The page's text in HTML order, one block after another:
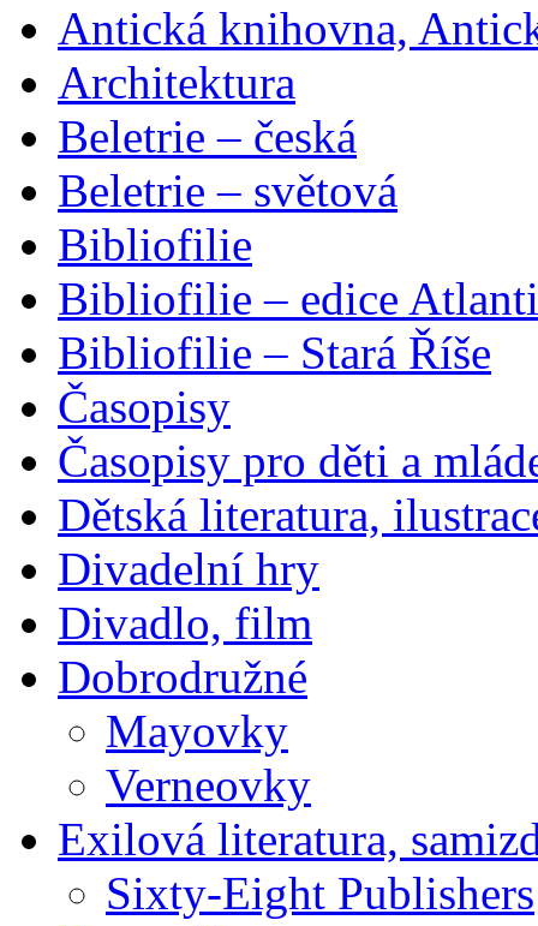
Antická knihovna,
Architektura
Beletrie – česká
Beletrie – světová
Bibliofilie
Bibliofilie – edice
Bibliofilie – Stará Říše
Časopisy
Časopisy pro děti a
Dětská literatura,
Divadelní hry
Divadlo, film
Dobrodružné
Mayovky
Verneovky
Exilová literatura,
Sixty-Eight Publishers